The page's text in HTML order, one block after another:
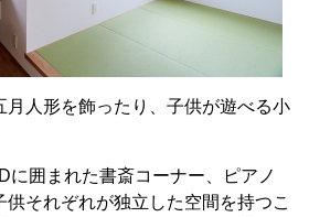
月人形を飾ったり、子供が遊べる小
に囲まれた書斎コーナー、ピアノ
供それぞれが独立した空間を持つこ